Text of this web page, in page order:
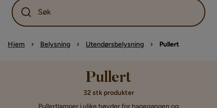
Søk
Hjem Belysning Utendørsbelysning Pullert
Pullert
32 stk produkter
Pullertlamper i ulike høyder for hagegangen og